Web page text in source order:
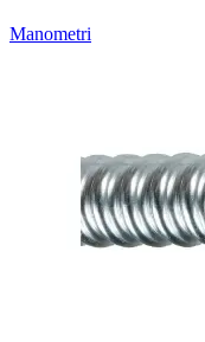
Manometri